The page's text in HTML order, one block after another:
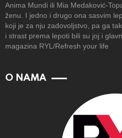
Anima Mundi ili Mia Medaković-
ženu. I jedno i drugo ona sasvim
koji je za nju zadovoljstvo, pa ga
i strast prema lepoti bili su joj i
magazina RYL/Refresh your life
O NAMA